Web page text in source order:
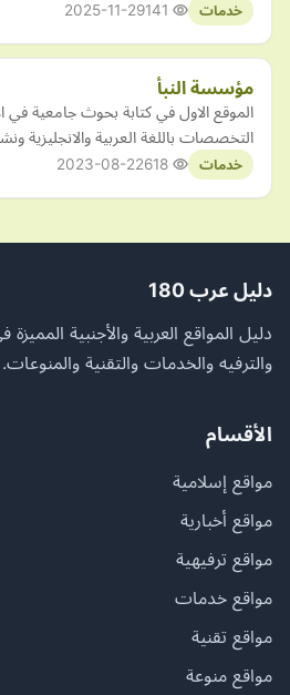
خدمات 2025-11-29
مؤسسة النبأ
الموقع الاول في كتابة بحوث جامعية في
التخصصات باللغة العربية والانجليزية
خدمات 2023-08-22
دليل عرب 180
دليل المواقع العربية والأجنبية المميزة
والترفيه والخدمات والتقنية والمنوعات.
الأقسام
مواقع إسلامية
مواقع أخبارية
مواقع ترفيهية
مواقع خدمات
مواقع تقنية
مواقع منوعة